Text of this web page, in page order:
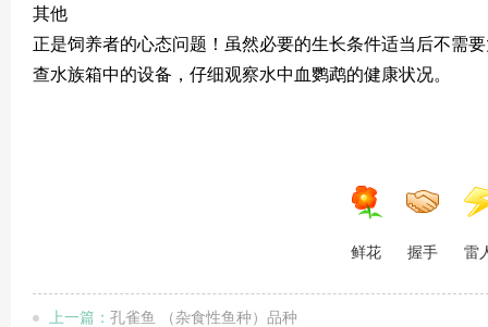
其他
正是饲养者的心态问题！虽然必要的生长条件适当后不需
查水族箱中的设备，仔细观察水中血鹦鹉的健康状况。
鲜花 握手 雷
上一篇： 孔雀鱼 （杂食性鱼种）品种